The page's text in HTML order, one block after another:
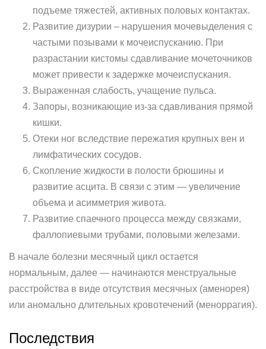
подъеме тяжестей, активных половых контактах.
Развитие дизурии – нарушения мочевыделения с
частыми позывами к мочеиспусканию. При
разрастании кистомы сдавливание мочеточников
может привести к задержке мочеиспускания.
Выраженная слабость, учащение пульса.
Запоры, возникающие из-за сдавливания прямой
кишки.
Отеки ног вследствие пережатия крупных вен и
лимфатических сосудов.
Скопление жидкости в полости брюшины и
развитие асцита. В связи с этим — увеличение
объема и асимметрия живота.
Развитие спаечного процесса между связками,
фаллопиевыми трубами, половыми железами.
В начале болезни месячный цикл остается
нормальным, далее — начинаются менструальные
расстройства в виде отсутствия месячных (аменорея)
или аномально длительных кровотечений (меноррагия).
Последствия